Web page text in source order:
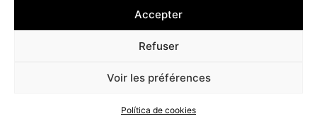
Accepter
Refuser
Voir les préférences
Política de cookies